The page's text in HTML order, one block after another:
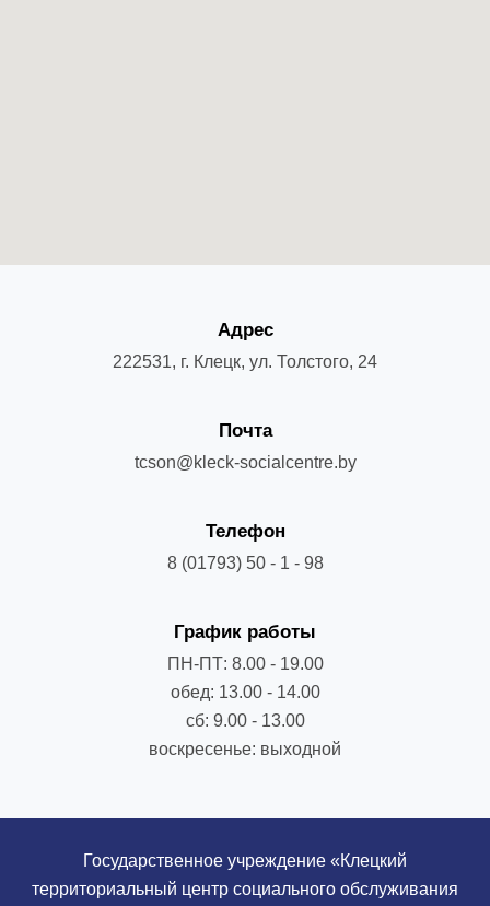
Адрес
222531, г. Клецк, ул. Толстого, 24
Почта
tcson@kleck-socialcentre.by
Телефон
8 (01793) 50 - 1 - 98
График работы
ПН-ПТ: 8.00 - 19.00
обед: 13.00 - 14.00
сб: 9.00 - 13.00
воскресенье: выходной
Государственное учреждение «Клецкий
территориальный центр социального обслуживания